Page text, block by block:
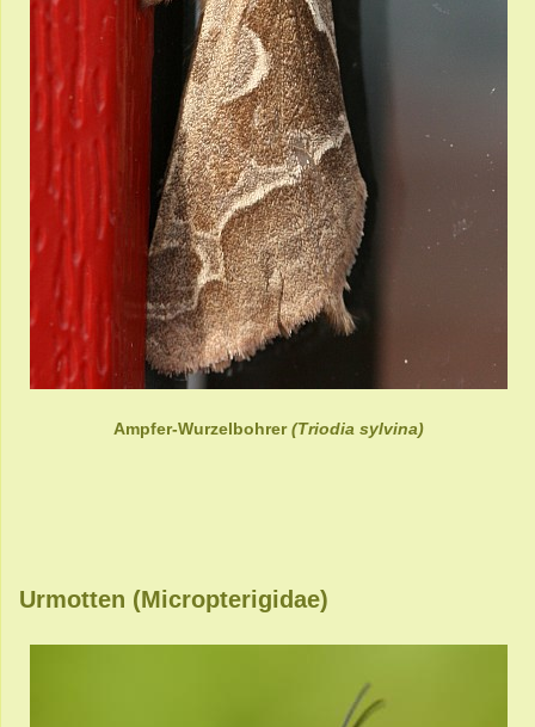
Ampfer-Wurzelbohrer(Triodia sylvina)
Urmotten (Micropterigidae)